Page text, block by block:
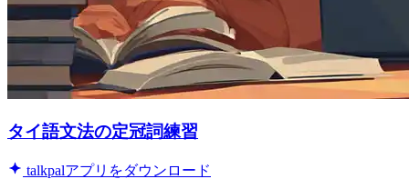
タイ語文法の定冠詞練習
talkpalアプリをダウンロード